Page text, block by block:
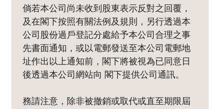
倘若本公司尚未收到股東表示反對之回覆，
及在閣下按照有關法例及規則，另行透過本
公司股份過戶登記分處給予本公司合理之事
先書面通知，或以電郵發送至本公司電郵地
址作出以上通知前，閣下將被視為已同意日
後透過本公司網站向 閣下提供公司通訊。
務請注意，除非被撤銷或取代或直至期限屆